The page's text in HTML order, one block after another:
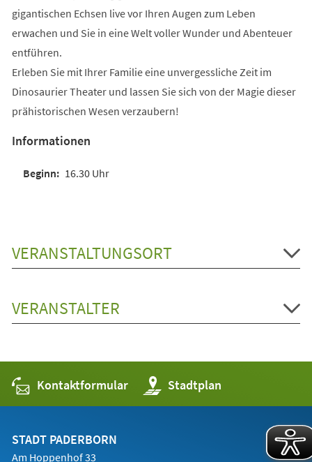
gigantischen Echsen live vor Ihren Augen zum Leben
erwachen und Sie in eine Welt voller Wunder und Abenteuer
entführen.
Erleben Sie mit Ihrer Familie eine unvergessliche Zeit im
Dinosaurier Theater und lassen Sie sich von der Magie dieser
prähistorischen Wesen verzaubern!
Informationen
16.30 Uhr
VERANSTALTUNGSORT
VERANSTALTER
Kontaktformular Stadtplan
(Öffnet
in
einem
STADT PADERBORN
Am Hoppenhof 33